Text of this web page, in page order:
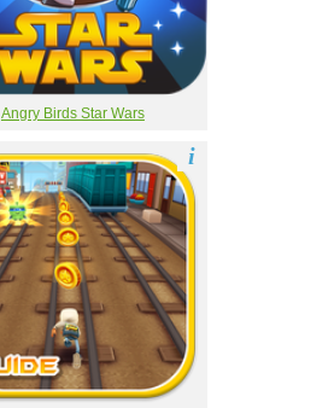
Angry Birds Star Wars
i